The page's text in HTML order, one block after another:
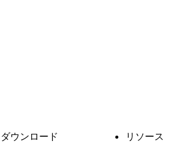
ダウンロード
リソース